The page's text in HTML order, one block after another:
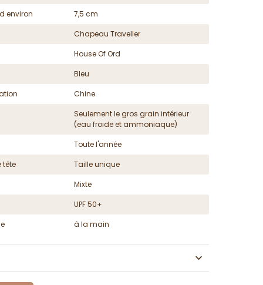
environ
7,5 cm
Chapeau Traveller
House Of Ord
Bleu
Chine
Seulement le gros grain intérieur
(eau froide et ammoniaque)
Toute l'année
tête
Taille unique
Mixte
UPF 50+
à la main